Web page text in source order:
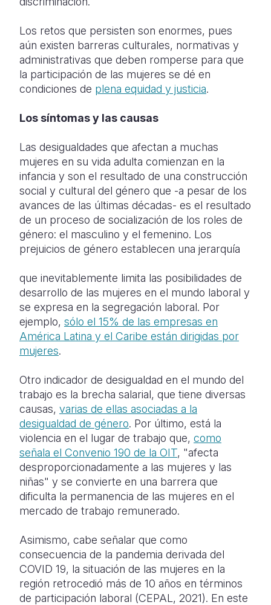
Los retos que persisten son enormes, pues
aún existen barreras culturales, normativas y
administrativas que deben romperse para que
la participación de las mujeres se dé en
condiciones de plena equidad y justicia.
Los síntomas y las causas
Las desigualdades que afectan a muchas
mujeres en su vida adulta comienzan en la
infancia y son el resultado de una construcción
social y cultural del género que -a pesar de los
avances de las últimas décadas- es el resultado
de un proceso de socialización de los roles de
género: el masculino y el femenino. Los
prejuicios de género establecen una jerarquía
que inevitablemente limita las posibilidades de
desarrollo de las mujeres en el mundo laboral y
se expresa en la segregación laboral. Por
ejemplo, sólo el 15% de las empresas en
América Latina y el Caribe están dirigidas por
mujeres.
Otro indicador de desigualdad en el mundo del
trabajo es la brecha salarial, que tiene diversas
causas, varias de ellas asociadas a la
desigualdad de género. Por último, está la
violencia en el lugar de trabajo que, como
señala el Convenio 190 de la OIT, "afecta
desproporcionadamente a las mujeres y las
niñas" y se convierte en una barrera que
dificulta la permanencia de las mujeres en el
mercado de trabajo remunerado.
Asimismo, cabe señalar que como
consecuencia de la pandemia derivada del
COVID 19, la situación de las mujeres en la
región retrocedió más de 10 años en términos
de participación laboral (CEPAL, 2021). En este